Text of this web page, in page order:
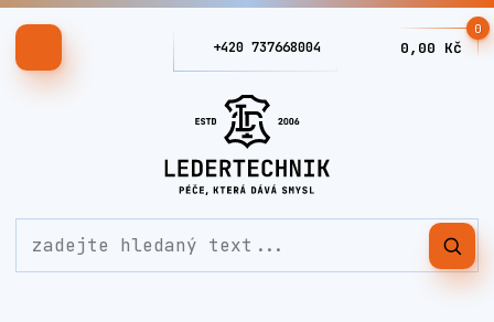
+420 737668004
0
0,00 Kč